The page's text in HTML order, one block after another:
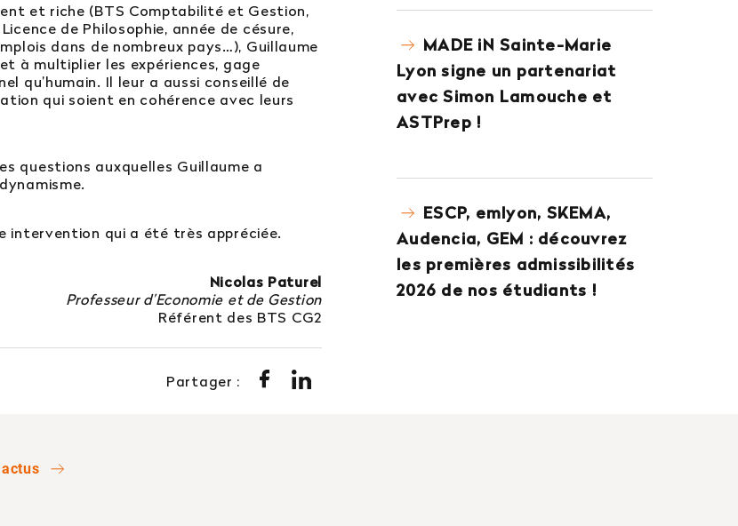
et riche (BTS Comptabilité et Gestion,
de Philosophie, année de césure,
dans de nombreux pays…), Guillaume
à multiplier les expériences, gage
qu’humain. Il leur a aussi conseillé de
qui soient en cohérence avec leurs
questions auxquelles Guillaume a
intervention qui a été très appréciée.
Nicolas Paturel
Professeur d’Economie et de Gestion
Référent des BTS CG2
Partager :
MADE iN Sainte-Marie
Lyon signe un partenariat
avec Simon Lamouche et
ASTPrep !
ESCP, emlyon, SKEMA,
Audencia, GEM : découvrez
les premières admissibilités
2026 de nos étudiants !